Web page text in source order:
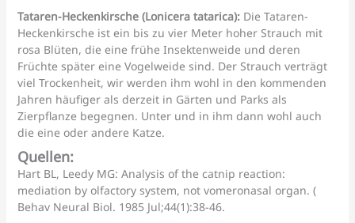
Tataren-Heckenkirsche (Lonicera tatarica): Die Tataren-
Heckenkirsche ist ein bis zu vier Meter hoher Strauch mit
rosa Blüten, die eine frühe Insektenweide und deren
Früchte später eine Vogelweide sind. Der Strauch verträgt
viel Trockenheit, wir werden ihm wohl in den kommenden
Jahren häufiger als derzeit in Gärten und Parks als
Zierpflanze begegnen. Unter und in ihm dann wohl auch
die eine oder andere Katze.
Quellen:
Hart BL, Leedy MG: Analysis of the catnip reaction:
mediation by olfactory system, not vomeronasal organ. (
Behav Neural Biol. 1985 Jul;44(1):38-46.